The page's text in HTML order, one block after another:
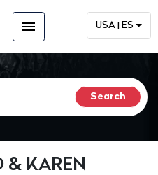
menu USA | ES
& KAREN